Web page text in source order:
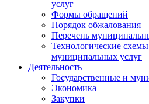
услуг
Формы обращений
Порядок обжалования
Перечень
Технологические
муниципальных услуг
Деятельность
Государственные и
Экономика
Закупки